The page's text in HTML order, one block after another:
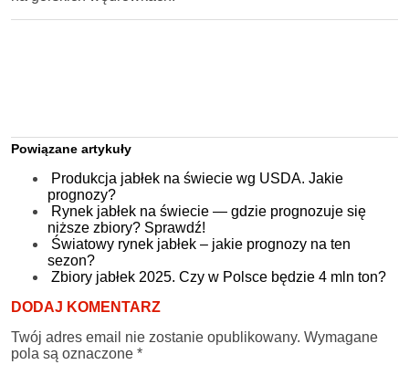
Powiązane artykuły
Produkcja jabłek na świecie wg USDA. Jakie
prognozy?
Rynek jabłek na świecie — gdzie prognozuje się
niższe zbiory? Sprawdź!
Światowy rynek jabłek – jakie prognozy na ten
sezon?
Zbiory jabłek 2025. Czy w Polsce będzie 4 mln ton?
DODAJ KOMENTARZ
Twój adres email nie zostanie opublikowany. Wymagane
pola są oznaczone *